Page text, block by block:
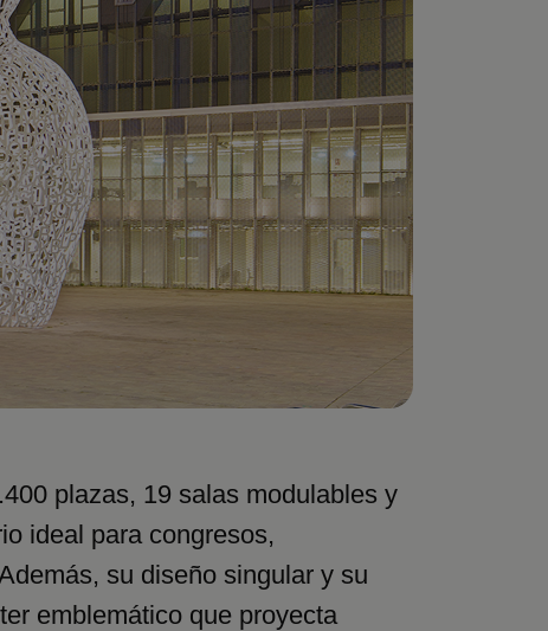
plazas, 19 salas modulables y
ideal para congresos,
su diseño singular y su
emblemático que proyecta